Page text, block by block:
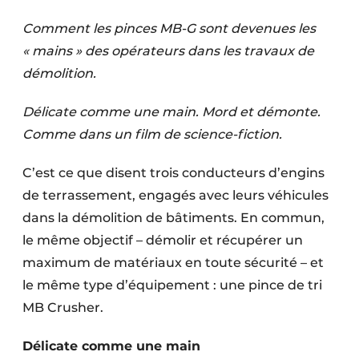
Video’s
Éclairage
Façades
Géotextiles
Infrastructures souterraines et égouttage
Comment les pinces MB-G sont devenues les
« mains » des opérateurs dans les travaux de
démolition.
Délicate comme une main. Mord et démonte.
Comme dans un film de science-fiction.
C’est ce que disent trois conducteurs d’engins
de terrassement, engagés avec leurs véhicules
dans la démolition de bâtiments. En commun,
le même objectif – démolir et récupérer un
maximum de matériaux en toute sécurité – et
le même type d’équipement : une pince de tri
MB Crusher.
Délicate comme une main